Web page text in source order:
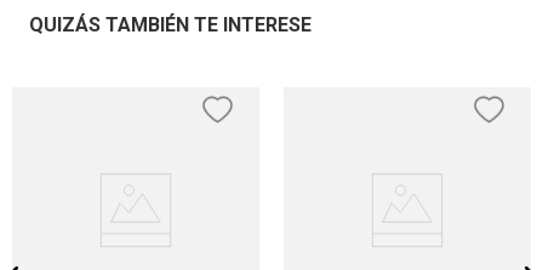
QUIZÁS TAMBIÉN TE INTERESE